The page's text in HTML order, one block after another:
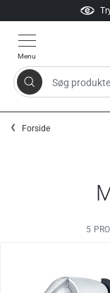
Menu
Søg produkter,
Forside
5